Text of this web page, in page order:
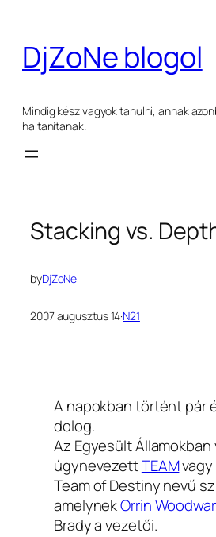
tartalomhoz
DjZoNe blogol
Mindig kész vagyok tanulni, annak
ha tanítanak.
Stacking vs.
byDjZoNe
2007 augusztus 14·N21
A napokban történt pár
dolog.
Az Egyesült Államokban
úgynevezettTEAMvagy
Team of Destiny nevű
amelynekOrrin
Brady a vezetői.